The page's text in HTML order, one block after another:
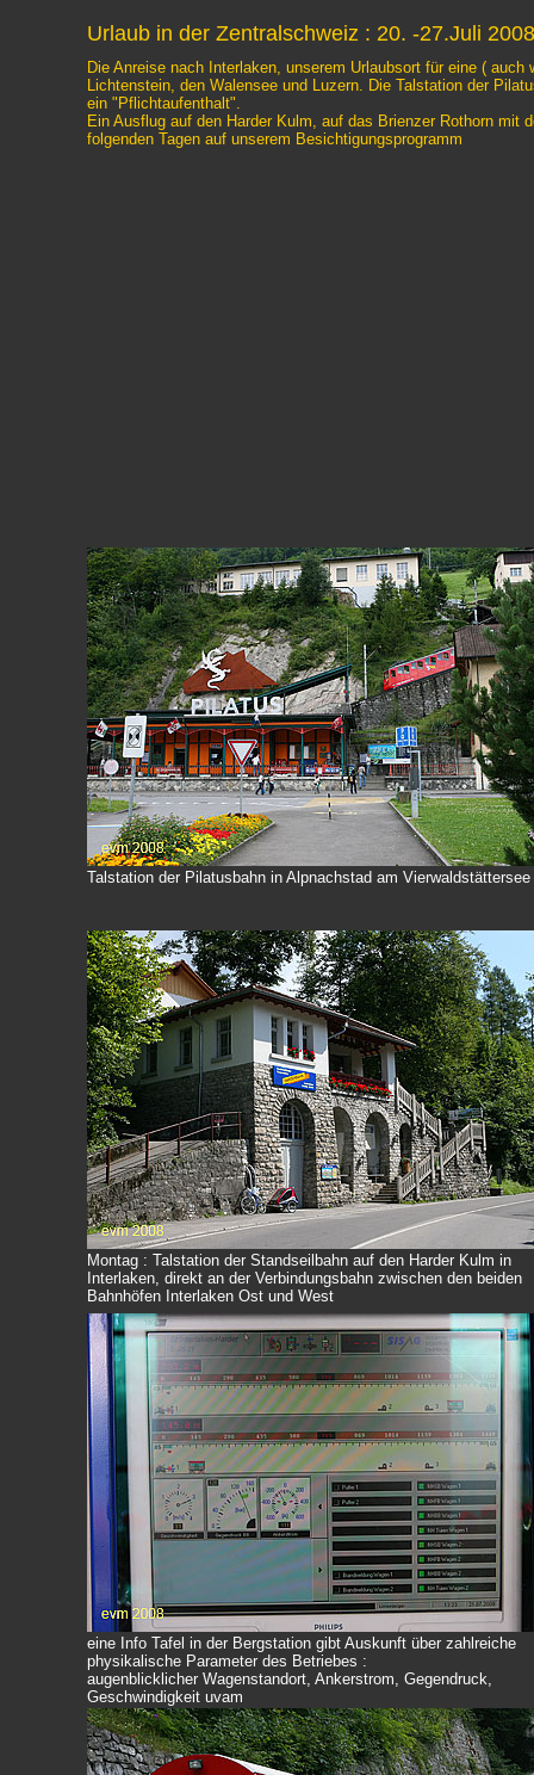
Urlaub in der Zentralschweiz : 20. -27.Juli 2008
Die Anreise nach Interlaken, unserem Urlaubsort für eine (
Lichtenstein, den Walensee und Luzern. Die Talstation der
ein "Pflichtaufenthalt".
Ein Ausflug auf den Harder Kulm, auf das Brienzer Rothorn
folgenden Tagen auf unserem Besichtigungsprogramm
Talstation der Pilatusbahn in Alpnachstad am Vierwaldstättersee
Montag : Talstation der Standseilbahn auf den Harder Kulm in
Interlaken, direkt an der Verbindungsbahn zwischen den beiden
Bahnhöfen Interlaken Ost und West
eine Info Tafel in der Bergstation gibt Auskunft über zahlreiche
physikalische Parameter des Betriebes :
augenblicklicher Wagenstandort, Ankerstrom, Gegendruck,
Geschwindigkeit uvam